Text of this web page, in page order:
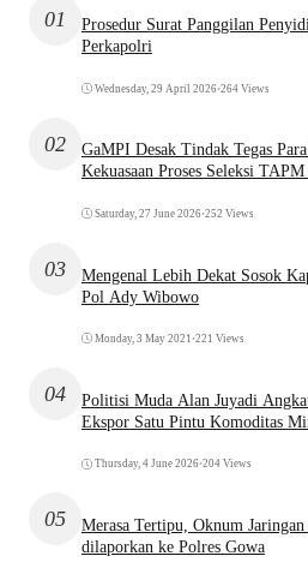
01
Prosedur Surat Panggilan
Perkapolri
Wednesday, 29 April 2026•264 Views
02
GaMPI Desak Tindak Tegas
Kekuasaan Proses Seleksi
Saturday, 27 June 2026•252 Views
03
Mengenal Lebih Dekat Sosok
Pol Ady Wibowo
Monday, 3 May 2021 •221 Views
04
Politisi Muda Alan Juyadi
Ekspor Satu Pintu Komoditas
Thursday, 4 June 2026•204 Views
05
Merasa Tertipu, Oknum
dilaporkan ke Polres Gowa